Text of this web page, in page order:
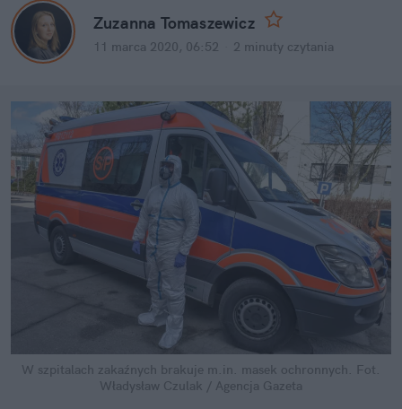
Zuzanna Tomaszewicz
11 marca 2020, 06:52 2 minuty czytania
W szpitalach zakaźnych brakuje m.in. masek ochronnych. Fot.
Władysław Czulak / Agencja Gazeta